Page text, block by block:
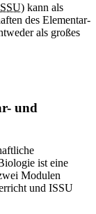
) kann als
des Elementar-
als großes
und
ist eine
Modulen
und ISSU